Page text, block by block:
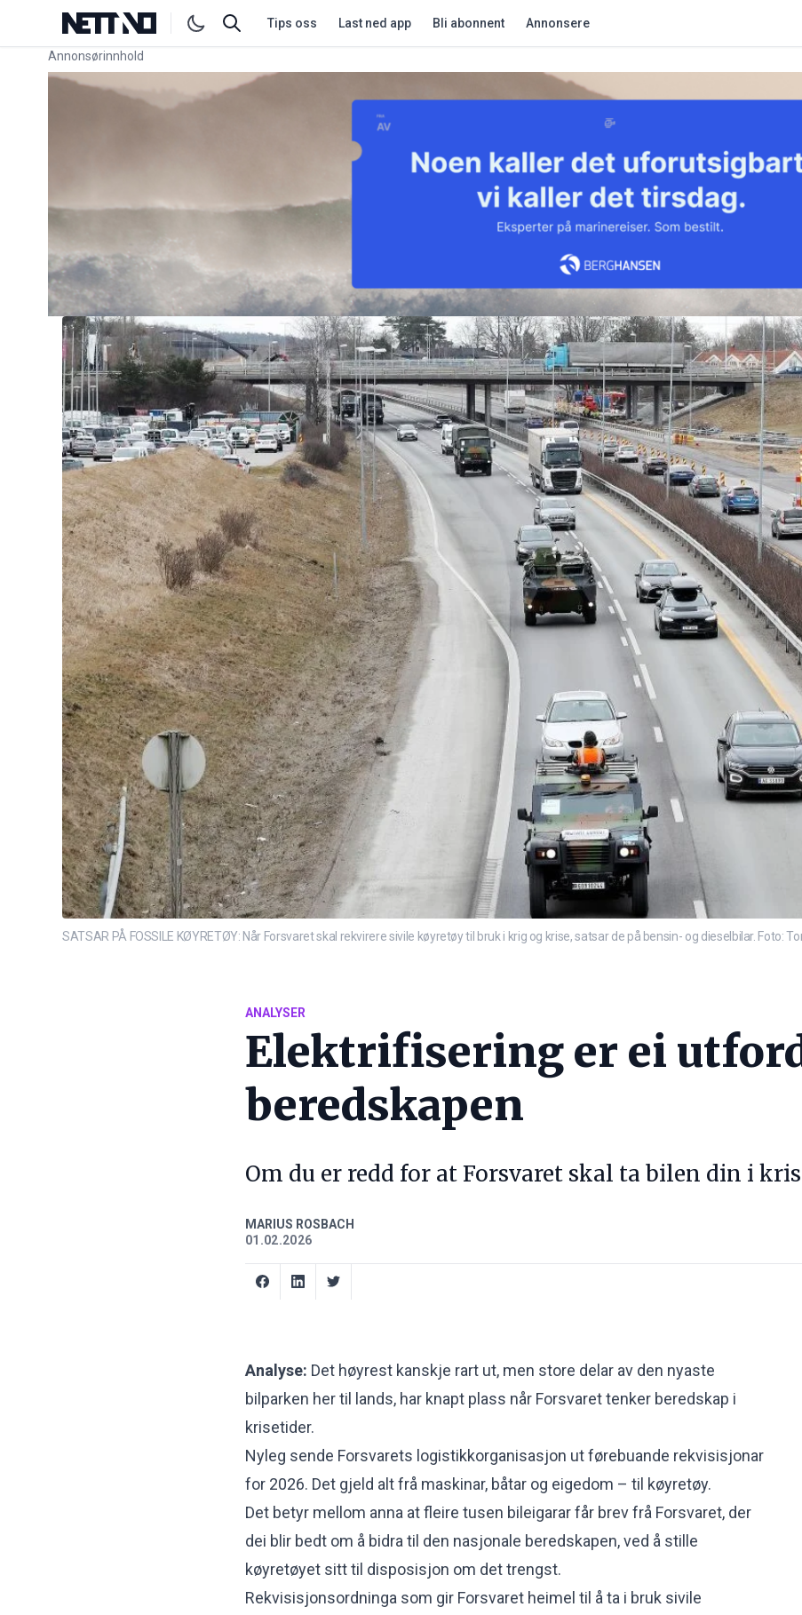
Tips oss Last ned app Bli abonnent Annonsere
Annonsørinnhold
Link for annonse
SATSAR PÅ FOSSILE KØYRETØY: Når Forsvaret skal rekvirere sivile køyretøy til bruk i krig og krise, satsar de på bensin- og dieselbilar. Foto:
ANALYSER
Elektrifisering er ei
beredskapen
Om du er redd for at Forsvaret skal ta bilen din i
MARIUS ROSBACH
01.02.2026
Analyse: Det høyrest kanskje rart ut, men store delar av den nyaste
bilparken her til lands, har knapt plass når Forsvaret tenker beredskap i
krisetider.
Nyleg sende Forsvarets logistikkorganisasjon utførebuande rekvisisjonar
for 2026. Det gjeld alt frå maskinar, båtar og eigedom – til køyretøy.
Det betyr mellom anna at fleire tusen bileigarar får brev frå Forsvaret, der
dei blir bedt om å bidra til den nasjonale beredskapen, ved å stille
køyretøyet sitt til disposisjon om det trengst.
Rekvisisjonsordninga som gir Forsvaret heimel til å ta i bruk sivile